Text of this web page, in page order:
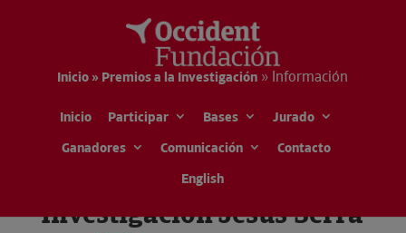
Inicio » Premios a la Investigación » Información
Inicio Participar Bases
Jurado
Ganadores
Comunicación
Contacto
English
Premios a la
Investigación Jesús Serra